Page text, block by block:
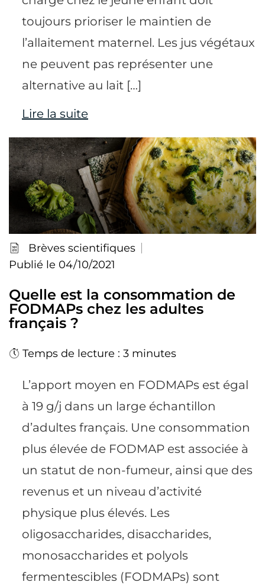
toujours prioriser le maintien de
l’allaitement maternel. Les jus végétaux
ne peuvent pas représenter une
alternative au lait […]
Lire la suite
Brèves scientifiques
Publié le 04/10/2021
Quelle est la consommation de
FODMAPs chez les adultes
français ?
Temps de lecture : 3 minutes
L’apport moyen en FODMAPs est égal
à 19 g/j dans un large échantillon
d’adultes français. Une consommation
plus élevée de FODMAP est associée à
un statut de non-fumeur, ainsi que des
revenus et un niveau d’activité
physique plus élevés. Les
oligosaccharides, disaccharides,
monosaccharides et polyols
fermentescibles (FODMAPs) sont